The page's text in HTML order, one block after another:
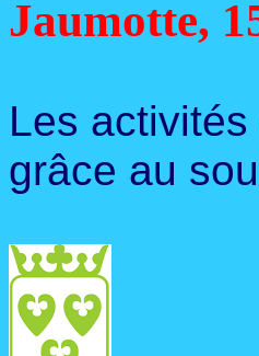
Jaumotte,
Les
grâce au